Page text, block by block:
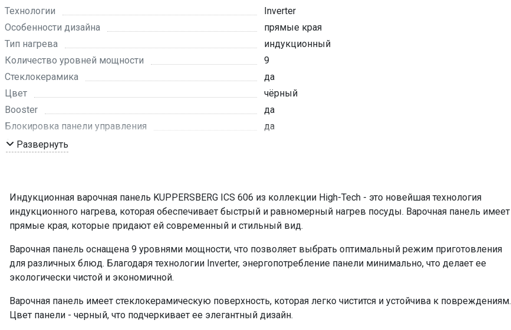
Технологии
Inverter
Особенности дизайна
прямые края
Тип нагрева
индукционный
Количество уровней мощности
9
Стеклокерамика
да
Цвет
чёрный
Booster
да
Блокировка панели управления
да
Автоматическое отключение
Размер ниши для встраивания (ШхГ), мм
Таймер
да
Управление
электронное сенсорное, слайдер
Мощность конфорок, кВт: передняя правая
1,8 кВт , 2,0 кВт
Мощность конфорок, кВт: задняя левая
Диаметр зон, мм. передняя левая
160 мм
Диаметр зон, мм. передняя правая
180 мм
Развернуть
Индукционная варочная панель KUPPERSBERG ICS 606 из коллекции High-Tech - это новейшая технология
индукционного нагрева, которая обеспечивает быстрый и равномерный нагрев посуды. Варочная панель имеет
прямые края, которые придают ей современный и стильный вид.
Варочная панель оснащена 9 уровнями мощности, что позволяет выбрать оптимальный режим приготовления
для различных блюд. Благодаря технологии Inverter, энергопотребление панели минимально, что делает ее
экологически чистой и экономичной.
Варочная панель имеет стеклокерамическую поверхность, которая легко чистится и устойчива к повреждениям.
Цвет панели - черный, что подчеркивает ее элегантный дизайн.